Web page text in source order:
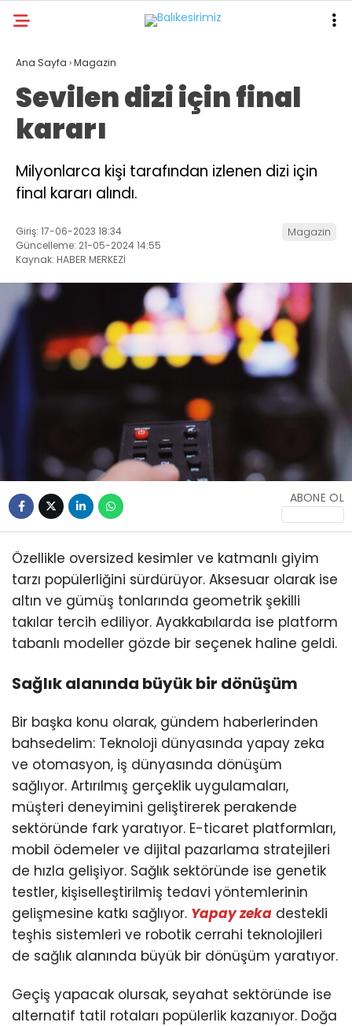
WhatsApp
Facebook
GALERİ VİDEO YAZARLAR
GÜNDEM
EKONOMI
POLITIKA
DÜNYA
SPOR
MAGAZIN
Ana Sayfa ›Magazin
Sevilen dizi için final
kararı
Milyonlarca kişi tarafından izlenen dizi için
final kararı alındı.
Giriş: 17-06-2023 18:34
Güncelleme: 21-05-2024 14:55
Kaynak: HABER MERKEZİ
Magazin
ABONE OL
Özellikle oversized kesimler ve katmanlı giyim
tarzı popülerliğini sürdürüyor. Aksesuar olarak ise
altın ve gümüş tonlarında geometrik şekilli
takılar tercih ediliyor. Ayakkabılarda ise platform
tabanlı modeller gözde bir seçenek haline geldi.
Sağlık alanında büyük bir dönüşüm
Bir başka konu olarak, gündem haberlerinden
bahsedelim: Teknoloji dünyasında yapay zeka
ve otomasyon, iş dünyasında dönüşüm
sağlıyor. Artırılmış gerçeklik uygulamaları,
müşteri deneyimini geliştirerek perakende
sektöründe fark yaratıyor. E-ticaret platformları,
mobil ödemeler ve dijital pazarlama stratejileri
de hızla gelişiyor. Sağlık sektöründe ise genetik
testler, kişiselleştirilmiş tedavi yöntemlerinin
gelişmesine katkı sağlıyor. Yapay zeka destekli
teşhis sistemleri ve robotik cerrahi teknolojileri
de sağlık alanında büyük bir dönüşüm yaratıyor.
Geçiş yapacak olursak, seyahat sektöründe ise
alternatif tatil rotaları popülerlik kazanıyor. Doğa